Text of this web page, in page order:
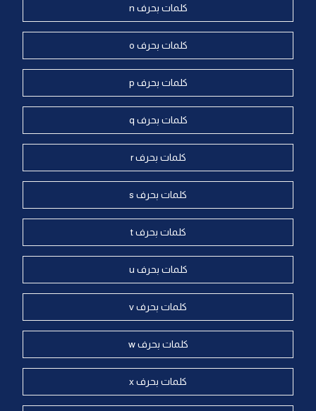
كلمات بحرف n
كلمات بحرف o
كلمات بحرف p
كلمات بحرف q
كلمات بحرف r
كلمات بحرف s
كلمات بحرف t
كلمات بحرف u
كلمات بحرف v
كلمات بحرف w
كلمات بحرف x